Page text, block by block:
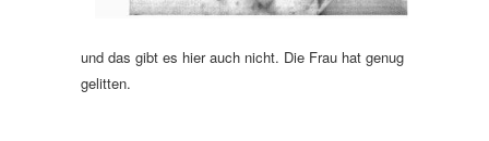
und das gibt es hier auch nicht. Die Frau hat genug
gelitten.